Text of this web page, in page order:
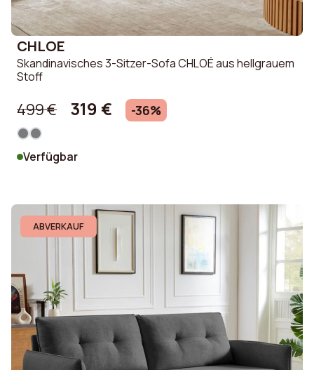
CHLOE
Skandinavisches 3-Sitzer-Sofa CHLOÉ aus hellgrauem
Stoff
499 € 319 € -36%
Verfügbar
ABVERKAUF